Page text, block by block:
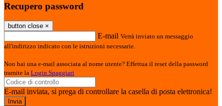
Recupero password
button close ×
E-mail Verrà inviato un messaggio
all'indirizzo indicato con le istruzioni necessarie.
Non hai una e-mail associata al nome utente? Effettua il reset della password
tramite la Login Spaggiari
E-mail inviata, si prega di controllare la casella di posta elettronica!